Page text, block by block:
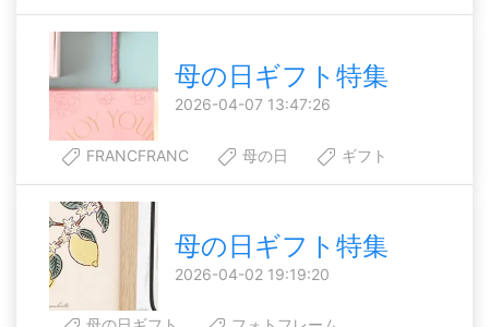
母の日ギフト特集
2026-04-07 13:47:26
FRANCFRANC 母の日 ギフト
母の日ギフト特集
2026-04-02 19:19:20